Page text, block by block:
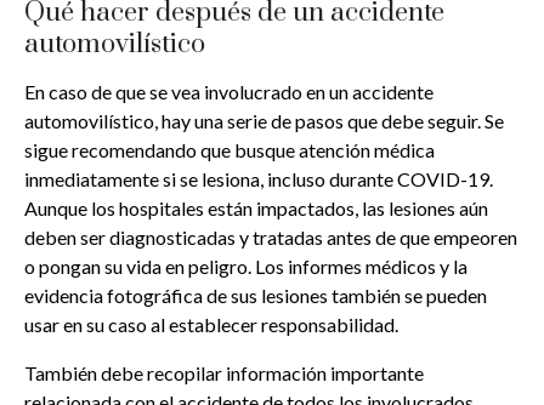
Qué hacer después de un accidente
automovilístico
En caso de que se vea involucrado en un accidente
automovilístico, hay una serie de pasos que debe seguir. Se
sigue recomendando que busque atención médica
inmediatamente si se lesiona, incluso durante COVID-19.
Aunque los hospitales están impactados, las lesiones aún
deben ser diagnosticadas y tratadas antes de que empeoren
o pongan su vida en peligro. Los informes médicos y la
evidencia fotográfica de sus lesiones también se pueden
usar en su caso al establecer responsabilidad.
También debe recopilar información importante